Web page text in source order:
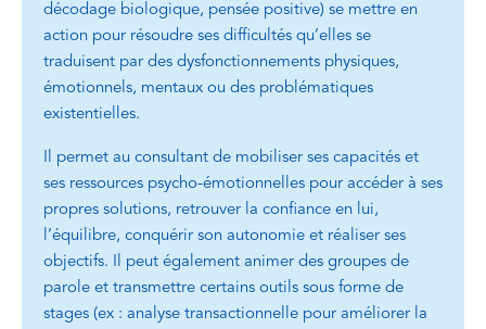
décodage biologique, pensée positive) se mettre en
action pour résoudre ses difficultés qu’elles se
traduisent par des dysfonctionnements physiques,
émotionnels, mentaux ou des problématiques
existentielles.
Il permet au consultant de mobiliser ses capacités et
ses ressources psycho-émotionnelles pour accéder à ses
propres solutions, retrouver la confiance en lui,
l’équilibre, conquérir son autonomie et réaliser ses
objectifs. Il peut également animer des groupes de
parole et transmettre certains outils sous forme de
stages (ex : analyse transactionnelle pour améliorer la